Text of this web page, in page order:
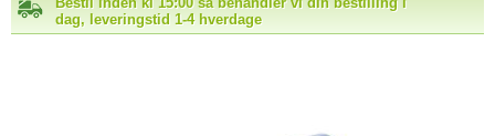
dag, leveringstid 1-4 hverdage